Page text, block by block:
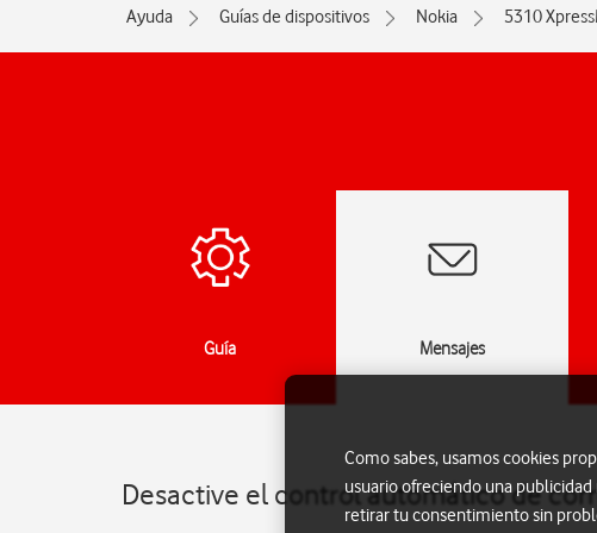
Ayuda Guías de dispositivos Nokia 5310
Guía Mensajes
Desactive el control automático de
Como sabes, usamos cookies
usuario ofreciendo una
retirar tu consentimiento sin